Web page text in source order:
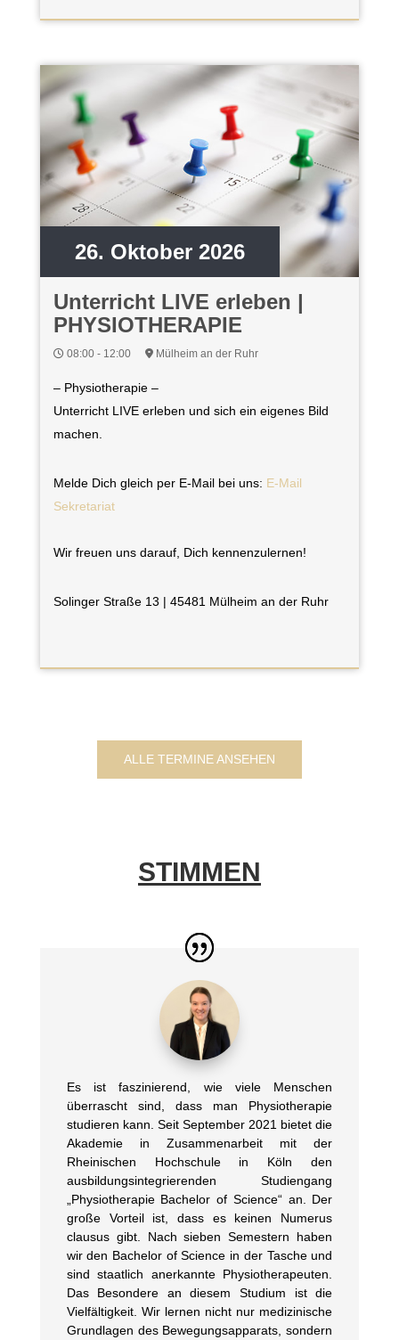
26. Oktober 2026
Unterricht LIVE erleben |
PHYSIOTHERAPIE
08:00 - 12:00 Mülheim an der Ruhr
– Physiotherapie –
Unterricht LIVE erleben und sich ein eigenes Bild
machen.
Melde Dich gleich per E-Mail bei uns: E-Mail
Sekretariat
Wir freuen uns darauf, Dich kennenzulernen!
Solinger Straße 13 | 45481 Mülheim an der Ruhr
ALLE TERMINE ANSEHEN
STIMMEN
Es ist faszinierend, wie viele Menschen
überrascht sind, dass man Physiotherapie
studieren kann. Seit September 2021 bietet die
Akademie in Zusammenarbeit mit der
Rheinischen Hochschule in Köln den
ausbildungsintegrierenden Studiengang
„Physiotherapie Bachelor of Science“ an. Der
große Vorteil ist, dass es keinen Numerus
clausus gibt. Nach sieben Semestern haben
wir den Bachelor of Science in der Tasche und
sind staatlich anerkannte Physiotherapeuten.
Das Besondere an diesem Studium ist die
Vielfältigkeit. Wir lernen nicht nur medizinische
Grundlagen des Bewegungsapparats, sondern